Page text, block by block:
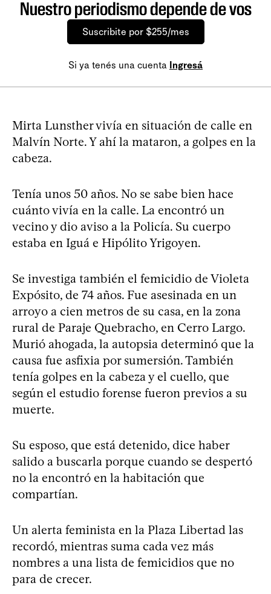
Nuestro periodismo depende de vos
Suscribite por $255/mes
Si ya tenés una cuenta Ingresá
Mirta Lunsther vivía en situación de calle en
Malvín Norte. Y ahí la mataron, a golpes en la
cabeza.
Tenía unos 50 años. No se sabe bien hace
cuánto vivía en la calle. La encontró un
vecino y dio aviso a la Policía. Su cuerpo
estaba en Iguá e Hipólito Yrigoyen.
Se investiga también el ​femicidio de Violeta
Expósito, de 74 años. Fue asesinada en un
arroyo a cien metros de su casa, en la zona
rural de Paraje Quebracho, en Cerro Largo.
Murió ahogada, la autopsia determinó que la
causa fue asfixia por sumersión. También
tenía golpes en la cabeza y el cuello, que
según el estudio forense fueron previos a su
muerte.
Su esposo, que está detenido,​ ​dice haber
salido a buscarla​ ​porque cuando se despertó
no la encontró​ ​en la habitación que
compartían.
Un alerta feminista en la Plaza Libertad la​s​
recordó, mientras suma ​cada vez más​
nombre​s​ a una lista de femicidios que no
para de crecer.